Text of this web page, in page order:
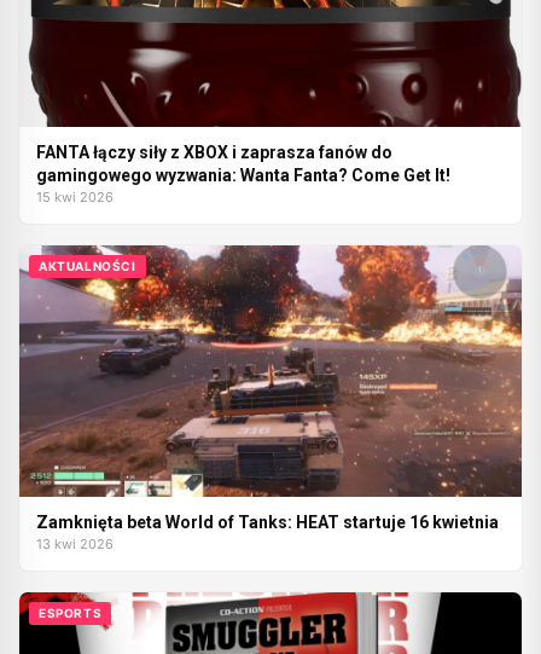
FANTA łączy siły z XBOX i zaprasza fanów do
gamingowego wyzwania: Wanta Fanta? Come Get It!
15 kwi 2026
AKTUALNOŚCI
Zamknięta beta World of Tanks: HEAT startuje 16 kwietnia
13 kwi 2026
ESPORTS